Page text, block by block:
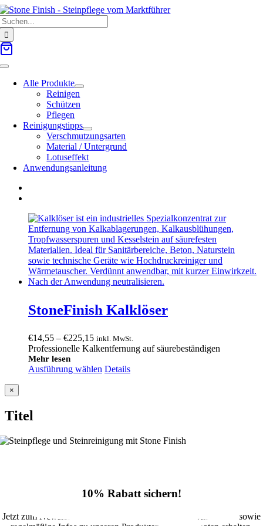
Zum
Inhalt
springen
Toggle
NavigationAlle Produkte
Reinigen
Schützen
Pflegen
Reinigungstipps
Verschmutzungsarten
Material / Untergrund
Lotuseffekt
Anwendungsanleitung
StoneFinish Kalklöser
€14,55 – €225,15Preisspanne:
€14,55
€225,15
inkl. MwSt.
Professionelle Kalkentfernung auf säurebeständigen
Mehr lesen
Ausführung wählen Details
Close
product
view
×
Titel
10% Rabatt sichern!
Jetzt zum Newsletter anmelden und 10% Rabatt im Onlineshop sowie